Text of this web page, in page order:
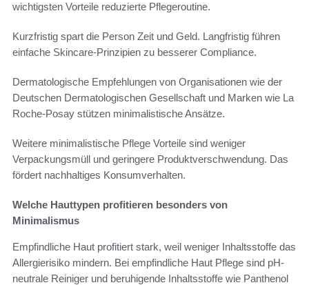
wichtigsten Vorteile reduzierte Pflegeroutine.
Kurzfristig spart die Person Zeit und Geld. Langfristig führen
einfache Skincare-Prinzipien zu besserer Compliance.
Dermatologische Empfehlungen von Organisationen wie der
Deutschen Dermatologischen Gesellschaft und Marken wie La
Roche-Posay stützen minimalistische Ansätze.
Weitere minimalistische Pflege Vorteile sind weniger
Verpackungsmüll und geringere Produktverschwendung. Das
fördert nachhaltiges Konsumverhalten.
Welche Hauttypen profitieren besonders von
Minimalismus
Empfindliche Haut profitiert stark, weil weniger Inhaltsstoffe das
Allergierisiko mindern. Bei empfindliche Haut Pflege sind pH-
neutrale Reiniger und beruhigende Inhaltsstoffe wie Panthenol